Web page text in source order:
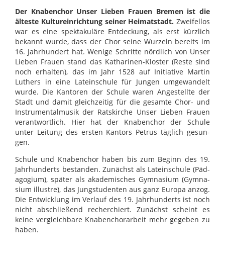
Der Kna­ben­chor Unser Lie­ben Frauen Bre­men ist die
älteste Kul­tur­ein­rich­tung sei­ner Hei­mat­stadt. Zwei­fel­los
war es eine spek­ta­ku­läre Ent­de­ckung, als erst kürz­lich
bekannt wurde, dass der Chor seine Wur­zeln bereits im
16. Jahr­hun­dert hat. Wenige Schritte nörd­lich von Unser
Lie­ben Frauen stand das Katha­ri­nen-Klos­ter (Reste sind
noch erhal­ten), das im Jahr 1528 auf Initia­tive Mar­tin
Luthers in eine Latein­schule für Jun­gen umge­wan­delt
wurde. Die Kan­to­ren der Schule waren Ange­stellte der
Stadt und damit gleich­zei­tig für die gesamte Chor- und
Instru­men­tal­mu­sik der Rats­kir­che Unser Lie­ben Frauen
ver­ant­wort­lich. Hier hat der Kna­ben­chor der Schule
unter Lei­tung des ers­ten Kan­tors Petrus täg­lich gesun­
gen.
Schule und Kna­ben­chor haben bis zum Beginn des 19.
Jahr­hun­derts bestan­den. Zunächst als Latein­schule (Päd­
ago­gium), spä­ter als aka­de­mi­sches Gym­na­sium (Gym­na­
sium illus­tre), das Jungstu­den­ten aus ganz Eur­opa anzog.
Die Ent­wick­lung im Ver­lauf des 19. Jahr­hun­derts ist noch
nicht abschlie­ßend recher­chiert. Zunächst scheint es
keine ver­gleich­bare Kna­ben­chor­a­r­beit mehr gege­ben zu
haben.